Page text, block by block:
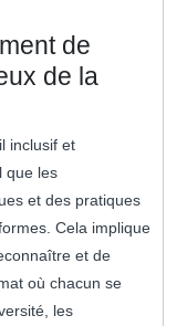
de
de la
inclusif et
que les
et des pratiques
Cela implique
et de
où chacun se
les